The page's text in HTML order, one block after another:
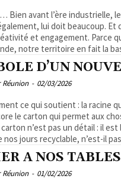
Bien avant l’ère industrielle,
lui doit beaucoup. Et
et engagement. Parce
notre territoire en fait la
D’UN
Réunion - 02/03/2026
ce qui soutient : la racine
le carton qui permet aux
carton n’est pas un détail : il
jours recyclable, n’est-il
A NOS
Réunion - 01/02/2026